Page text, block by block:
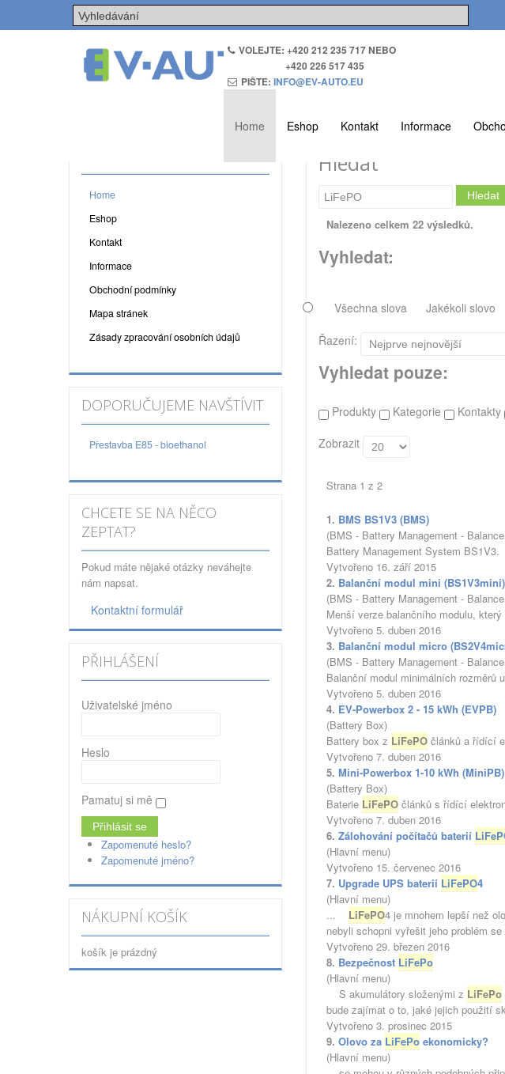
VOLEJTE: +420 212 235 717 NEBO
+420 226 517 435
PIŠTE: INFO@EV-AUTO.EU
Home Eshop Kontakt Informace
Hledat
Hledat
Nalezeno celkem 22 výsledků.
Vyhledat:
Všechna slova Jakékoli slovo
Řazení:
Vyhledat pouze:
Produkty Kategorie Kontakty
Zobrazit
Strana 1 z 2
1. BMS BS1V3 (BMS)
(BMS - Battery Management -
Battery Management System BS1V3.
Vytvořeno 16. září 2015
2. Balanční modul mini (BS1V3mini)
(BMS - Battery Management -
Menší verze balančního modulu,
Vytvořeno 5. duben 2016
3. Balanční modul micro
(BMS - Battery Management -
Balanční modul minimálních rozměrů
Vytvořeno 5. duben 2016
4. EV-Powerbox 2 - 15 kWh (EVPB)
(Battery Box)
Battery box z LiFePO článků a řídící
Vytvořeno 7. duben 2016
5. Mini-Powerbox 1-10 kWh (MiniPB)
(Battery Box)
Baterie LiFePO článků s řídící
Vytvořeno 7. duben 2016
6. Zálohování počítačů baterií
(Hlavní menu)
Vytvořeno 15. červenec 2016
7. Upgrade UPS baterií LiFePO4
(Hlavní menu)
... LiFePO4 je mnohem lepší než
nebyli schopni vyřešit jeho problém
Vytvořeno 29. březen 2016
8. Bezpečnost LiFePo
(Hlavní menu)
S akumulátory složenými z LiFePo
bude zajímat o to, jaké jejich použití
Vytvořeno 3. prosinec 2015
9. Olovo za LiFePo ekonomicky?
(Hlavní menu)
Home
Eshop
Kontakt
Informace
Obchodní podmínky
Mapa stránek
Zásady zpracování osobních údajů
DOPORUČUJEME NAVŠTÍVIT
Přestavba E85 - bioethanol
CHCETE SE NA NĚCO
ZEPTAT?
Pokud máte nějaké otázky neváhejte
nám napsat.
Kontaktní formulář
PŘIHLÁŠENÍ
Uživatelské jméno
Heslo
Pamatuj si mě
Zapomenuté heslo?
Zapomenuté jméno?
NÁKUPNÍ KOŠÍK
košík je prázdný